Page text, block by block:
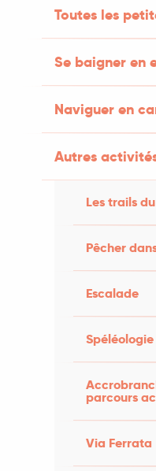
Toutes les
Se baigner en
Naviguer en
Autres
Les trails
Pêcher
Escalade
Spéléologie
parcours
Via Ferrata
avec de nombreux
votive de
de la fête
!